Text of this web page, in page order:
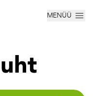
MENÜÜ